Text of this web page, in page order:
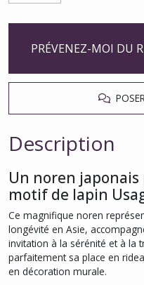
PRÉVENEZ-MOI DU
Description
Un noren
motif de lapin
Ce magnifique noren
longévité en Asie,
invitation à la sérénité et à la
parfaitement sa place en
en décoration murale.